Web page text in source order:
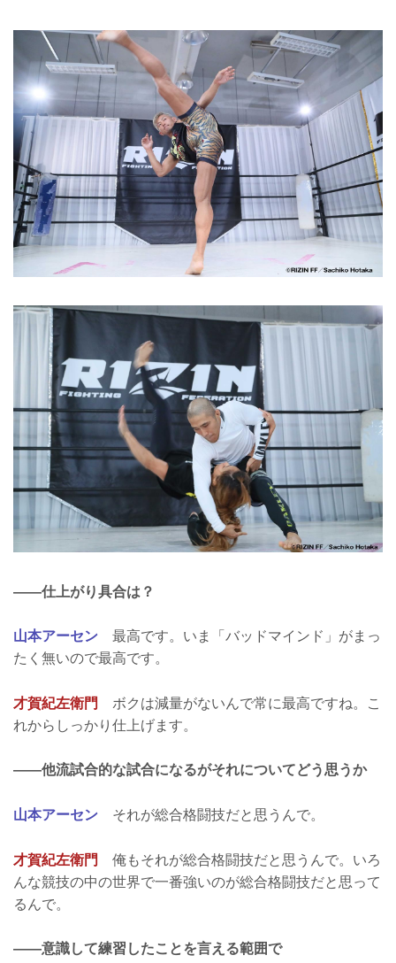
――仕上がり具合は？
山本アーセン 最高です。いま「バッドマインド」がまっ
たく無いので最高です。
才賀紀左衛門
ボクは減量がないんで常に最高ですね。こ
れからしっかり仕上げます。
――他流試合的な試合になるがそれについてどう思うか
山本アーセン それが総合格闘技だと思うんで。
才賀紀左衛門
俺もそれが総合格闘技だと思うんで。いろ
んな競技の中の世界で一番強いのが総合格闘技だと思って
るんで。
――意識して練習したことを言える範囲で